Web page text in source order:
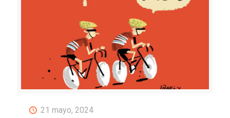
21 mayo, 2024